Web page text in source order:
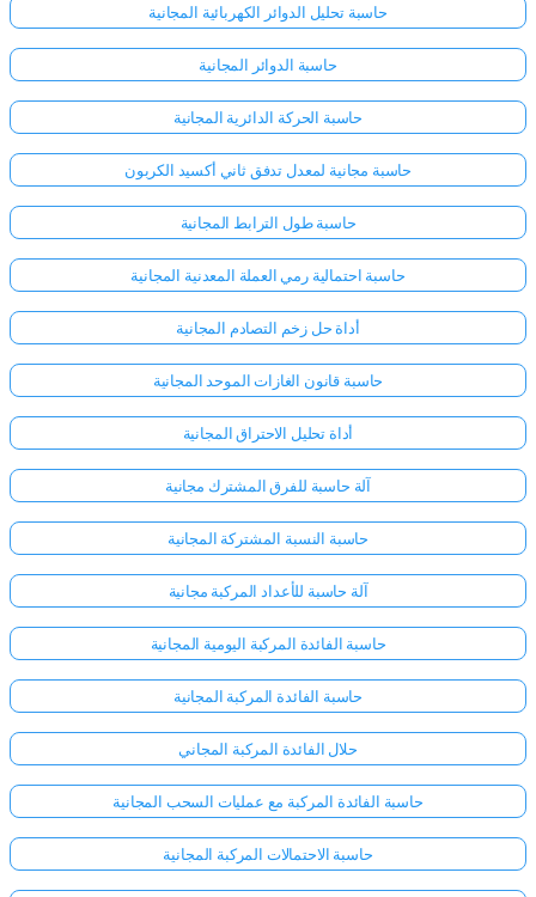
حاسبة تحليل الدوائر الكهربائية المجانية
حاسبة الدوائر المجانية
حاسبة الحركة الدائرية المجانية
حاسبة مجانية لمعدل تدفق ثاني أكسيد الكربون
حاسبة طول الترابط المجانية
حاسبة احتمالية رمي العملة المعدنية المجانية
أداة حل زخم التصادم المجانية
حاسبة قانون الغازات الموحد المجانية
أداة تحليل الاحتراق المجانية
آلة حاسبة للفرق المشترك مجانية
حاسبة النسبة المشتركة المجانية
آلة حاسبة للأعداد المركبة مجانية
حاسبة الفائدة المركبة اليومية المجانية
حاسبة الفائدة المركبة المجانية
حلال الفائدة المركبة المجاني
حاسبة الفائدة المركبة مع عمليات السحب المجانية
حاسبة الاحتمالات المركبة المجانية